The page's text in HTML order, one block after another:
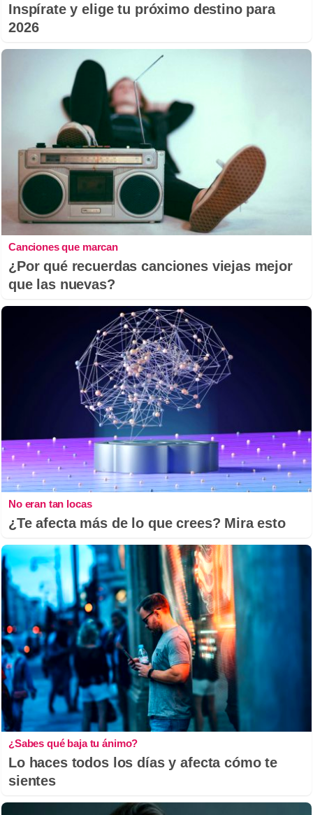
Inspírate y elige tu próximo destino para
2026
Canciones que marcan
¿Por qué recuerdas canciones viejas mejor
que las nuevas?
No eran tan locas
¿Te afecta más de lo que crees? Mira esto
¿Sabes qué baja tu ánimo?
Lo haces todos los días y afecta cómo te
sientes